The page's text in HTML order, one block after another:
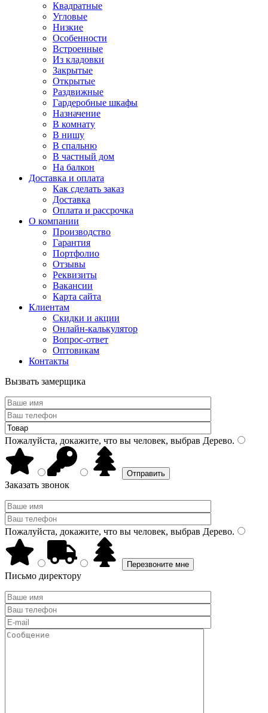
Квадратные
Угловые
Низкие
Особенности
Встроенные
Из кладовки
Закрытые
Открытые
Раздвижные
Гардеробные шкафы
Назначение
В комнату
В нишу
В спальню
В частный дом
На балкон
Доставка и оплата
Как сделать заказ
Доставка
Оплата и рассрочка
О компании
Производство
Гарантия
Портфолио
Отзывы
Реквизиты
Вакансии
Карта сайта
Клиентам
Скидки и акции
Онлайн-калькулятор
Вопрос-ответ
Оптовикам
Контакты
Вызвать замерщика
Пожалуйста, докажите, что вы человек, выбрав Дерево.
Заказать звонок
Пожалуйста, докажите, что вы человек, выбрав Дерево.
Письмо директору